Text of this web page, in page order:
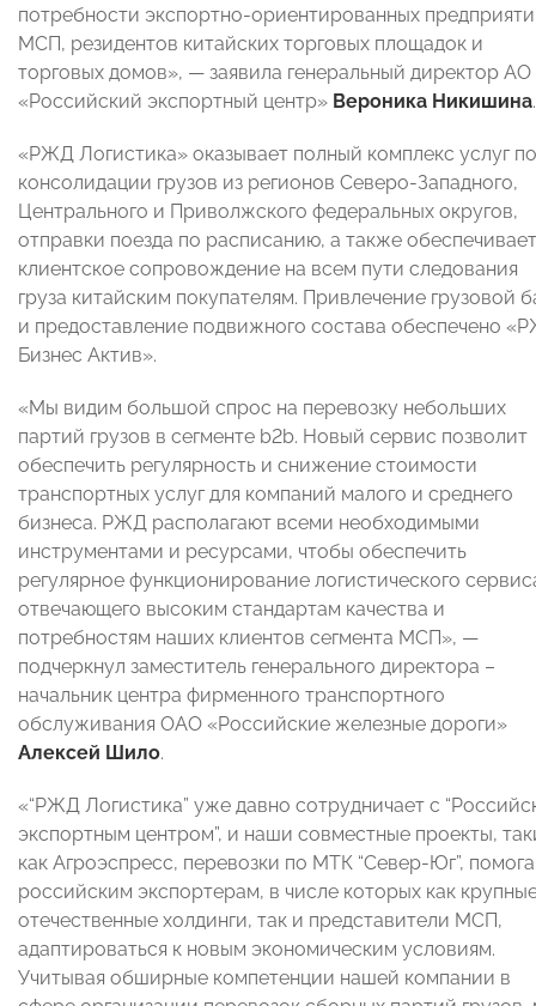
потребности экспортно-ориентированных
МСП, резидентов китайских торговых площадок и
торговых домов», — заявила генеральный директор АО
«Российский экспортный центр» Вероника Никишина.
«РЖД Логистика» оказывает полный комплекс услуг по
консолидации грузов из регионов Северо-Западного,
Центрального и Приволжского федеральных округов,
отправки поезда по расписанию, а также обеспечивает
клиентское сопровождение на всем пути следования
груза китайским покупателям. Привлечение грузовой
и предоставление подвижного состава обеспечено
Бизнес Актив».
«Мы видим большой спрос на перевозку небольших
партий грузов в сегменте b2b. Новый сервис позволит
обеспечить регулярность и снижение стоимости
транспортных услуг для компаний малого и среднего
бизнеса. РЖД располагают всеми необходимыми
инструментами и ресурсами, чтобы обеспечить
регулярное функционирование логистического
отвечающего высоким стандартам качества и
потребностям наших клиентов сегмента МСП», —
подчеркнул заместитель генерального директора –
начальник центра фирменного транспортного
обслуживания ОАО «Российские железные дороги»
Алексей Шило.
«“РЖД Логистика” уже давно сотрудничает с
экспортным центром”, и наши совместные проекты,
как Агроэспресс, перевозки по МТК “Север-Юг”,
российским экспортерам, в числе которых как
отечественные холдинги, так и представители МСП,
адаптироваться к новым экономическим условиям.
Учитывая обширные компетенции нашей компании в